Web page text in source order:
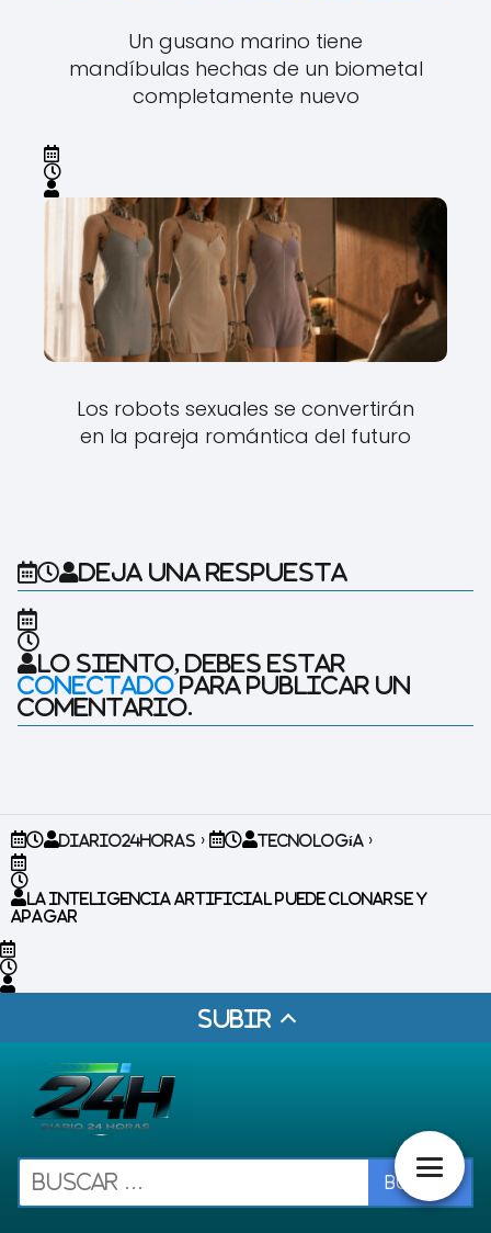
Un gusano marino tiene
mandíbulas hechas de un biometal
completamente nuevo
Los robots sexuales se convertirán
en la pareja romántica del futuro
Deja una respuesta
Lo siento, debes estar
conectado para publicar un
comentario.
Diario24horas Tecnología
La inteligencia artificial puede clonarse y
apagar
Subir